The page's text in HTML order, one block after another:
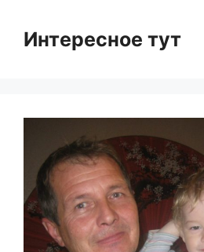
contentИнтересное тут